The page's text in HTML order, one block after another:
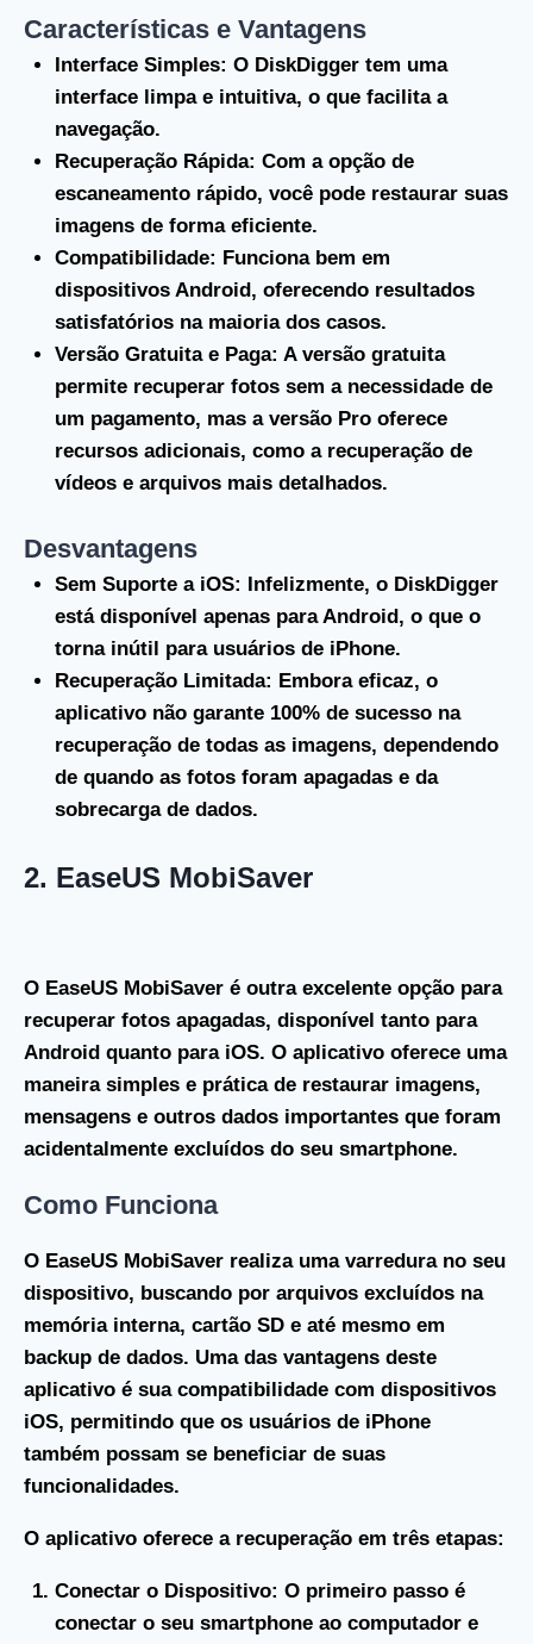
Características e Vantagens
Interface Simples: O DiskDigger tem uma
interface limpa e intuitiva, o que facilita a
navegação.
Recuperação Rápida: Com a opção de
escaneamento rápido, você pode restaurar suas
imagens de forma eficiente.
Compatibilidade: Funciona bem em
dispositivos Android, oferecendo resultados
satisfatórios na maioria dos casos.
Versão Gratuita e Paga: A versão gratuita
permite recuperar fotos sem a necessidade de
um pagamento, mas a versão Pro oferece
recursos adicionais, como a recuperação de
vídeos e arquivos mais detalhados.
Desvantagens
Sem Suporte a iOS: Infelizmente, o DiskDigger
está disponível apenas para Android, o que o
torna inútil para usuários de iPhone.
Recuperação Limitada: Embora eficaz, o
aplicativo não garante 100% de sucesso na
recuperação de todas as imagens, dependendo
de quando as fotos foram apagadas e da
sobrecarga de dados.
2. EaseUS MobiSaver
O EaseUS MobiSaver é outra excelente opção para
recuperar fotos apagadas, disponível tanto para
Android quanto para iOS. O aplicativo oferece uma
maneira simples e prática de restaurar imagens,
mensagens e outros dados importantes que foram
acidentalmente excluídos do seu smartphone.
Como Funciona
O EaseUS MobiSaver realiza uma varredura no seu
dispositivo, buscando por arquivos excluídos na
memória interna, cartão SD e até mesmo em
backup de dados. Uma das vantagens deste
aplicativo é sua compatibilidade com dispositivos
iOS, permitindo que os usuários de iPhone
também possam se beneficiar de suas
funcionalidades.
O aplicativo oferece a recuperação em três etapas:
Conectar o Dispositivo: O primeiro passo é
conectar o seu smartphone ao computador e